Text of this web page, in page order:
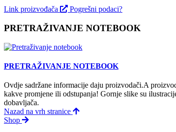
Link proizvođača Pogrešni podaci?
PRETRAŽIVANJE NOTEBOOK
PRETRAŽIVANJE NOTEBOOK
Ovdje sadržane informacije daju proizvodači.A
kakve promjene ili odstupanja! Gornje slike su
dobavljača.
Nazad na vrh stranice
Shop